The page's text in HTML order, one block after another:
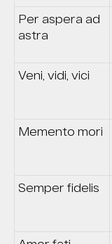
Per aspera ad
astra
Veni, vidi, vici
Memento mori
Semper fidelis